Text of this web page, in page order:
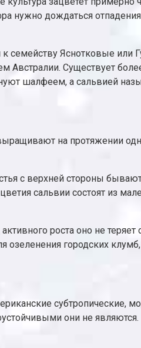
нужно дождаться
Яснотковые или
Существует
шалфеем, а сальвией
на протяжении
с верхней стороны
сальвии состоят из
роста оно не
городских
субтропические,
они не являются.